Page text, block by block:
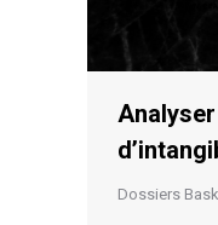
Dossiers